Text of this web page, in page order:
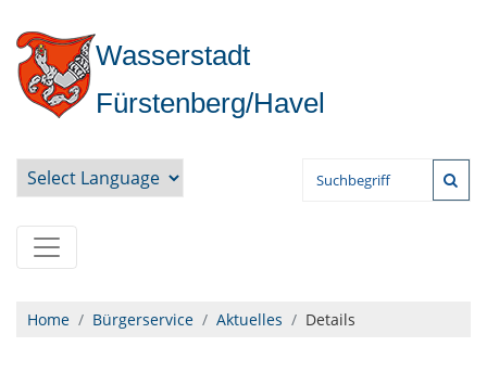
Wasserstadt
Fürstenberg/Havel
Home Bürgerservice Aktuelles Details